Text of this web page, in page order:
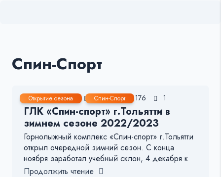
Спин-Спорт
Открытие сезона Спин-Спорт
10 Дек, 2022 1-2 мин. 176 1
ГЛК «Спин-спорт» г.Тольятти в
зимнем сезоне 2022/2023
Горнолыжный комплекс «Спин-спорт» г.Тольятти
открыл очередной зимний сезон. С конца
ноября заработал учебный склон, 4 декабря к
Продолжить чтение